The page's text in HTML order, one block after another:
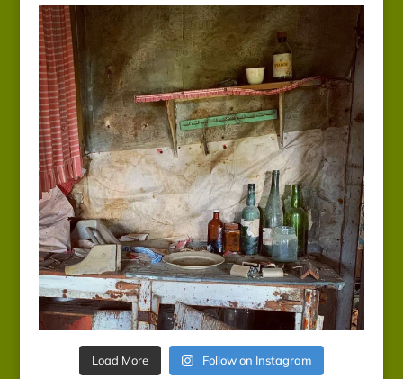
Load More Follow on Instagram